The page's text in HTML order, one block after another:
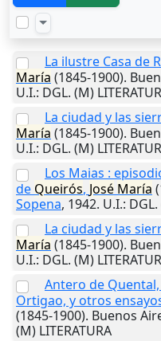
La ilustre Casa de
María (1845-1900).
U.I.: DGL. (M)
La ciudad y las
María (1845-1900).
U.I.: DGL. (M)
Los Maias :
de Queirós, José María
Sopena, 1942. U.I.:
La ciudad y las
María (1845-1900).
U.I.: DGL. (M)
Antero de
Ortigao, y otros
(1845-1900). Buenos
(M) LITERATURA